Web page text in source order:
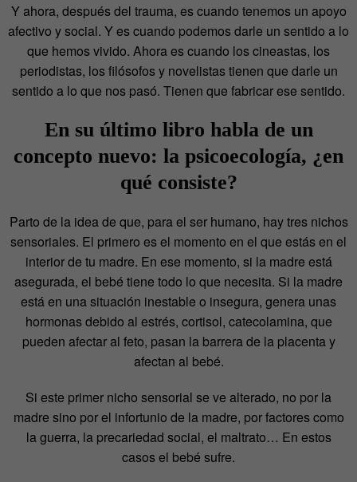
Y ahora, después del trauma, es cuando tenemos un apoyo
afectivo y social. Y es cuando podemos darle un sentido a lo
que hemos vivido. Ahora es cuando los cineastas, los
periodistas, los filósofos y novelistas tienen que darle un
sentido a lo que nos pasó. Tienen que fabricar ese sentido.
En su último libro habla de un
concepto nuevo: la psicoecología, ¿en
qué consiste?
Parto de la idea de que, para el ser humano, hay tres nichos
sensoriales. El primero es el momento en el que estás en el
interior de tu madre. En ese momento, si la madre está
asegurada, el bebé tiene todo lo que necesita. Si la madre
está en una situación inestable o insegura, genera unas
hormonas debido al estrés, cortisol, catecolamina, que
pueden afectar al feto, pasan la barrera de la placenta y
afectan al bebé.
Si este primer nicho sensorial se ve alterado, no por la
madre sino por el infortunio de la madre, por factores como
la guerra, la precariedad social, el maltrato… En estos
casos el bebé sufre.